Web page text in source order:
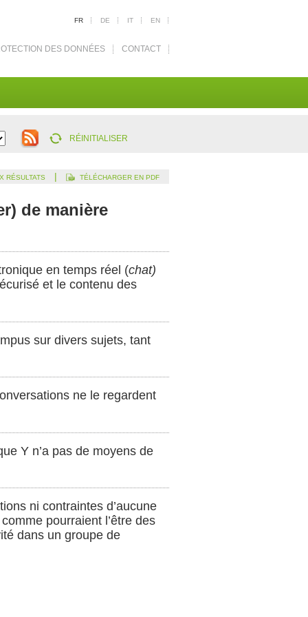
FR DE IT EN
DES DONNÉES CONTACT
RÉINITIALISER
RÉSULTATS | TÉLÉCHARGER EN PDF
de manière
en temps réel (chat)
et le contenu des
sur divers sujets, tant
ne le regardent
Y n’a pas de moyens de
ni contraintes d’aucune
pourraient l’être des
dans un groupe de